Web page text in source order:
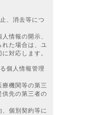
、消去等につ
情報の開示、
れた場合は、ユ
対応します。
個人情報管理
機関等の第三
供先の第三者の
個別契約等に